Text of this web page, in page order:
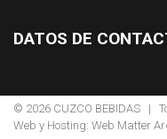
© 2026 CUZCO BEBIDAS |
Web y Hosting: Web Matter
DATOS DE